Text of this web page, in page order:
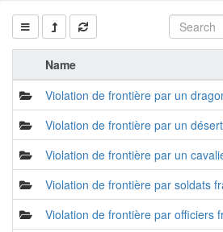
Name
Violation de frontière par un
Violation de frontière par un
Violation de frontière par un
Violation de frontière par soldats
Violation de frontière par officiers